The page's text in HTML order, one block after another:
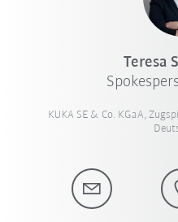
Teresa
KUKA SE & Co. KGaA,